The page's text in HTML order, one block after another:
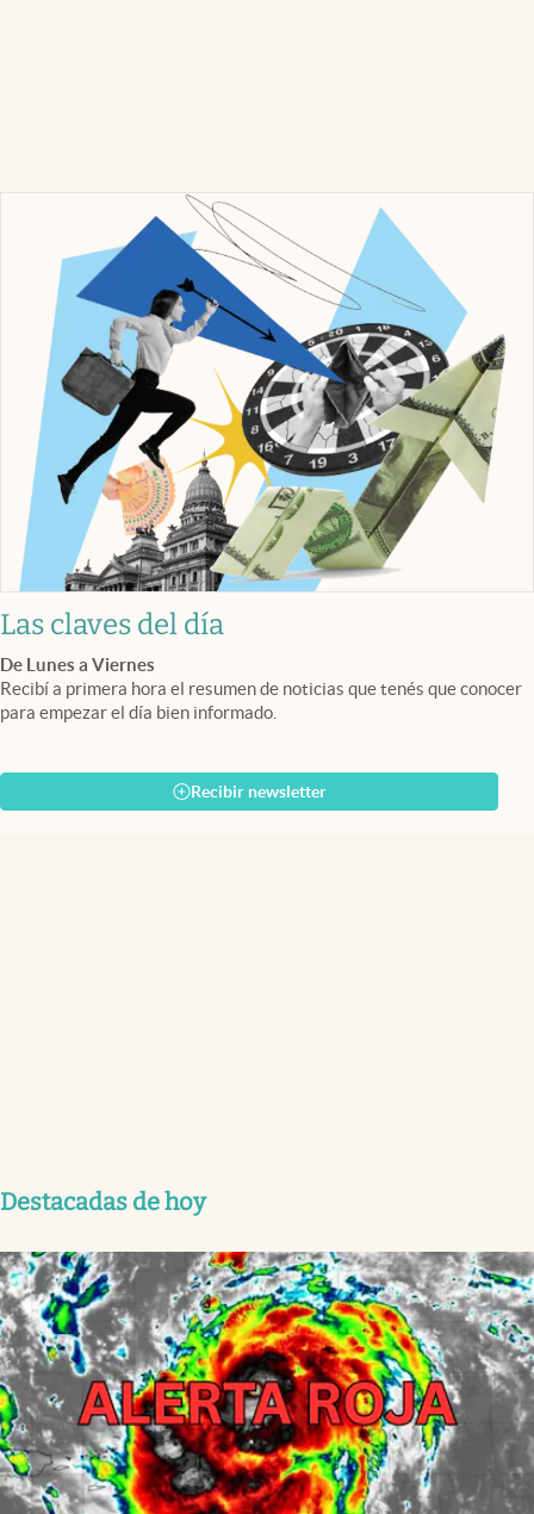
Las claves del día
De Lunes a Viernes
Recibí a primera hora el resumen de noticias que tenés que conocer
para empezar el día bien informado.
Recibir newsletter
Destacadas de hoy